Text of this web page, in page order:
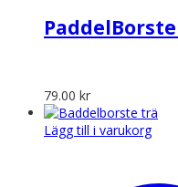
79.00 kr
Lägg till i varukorg